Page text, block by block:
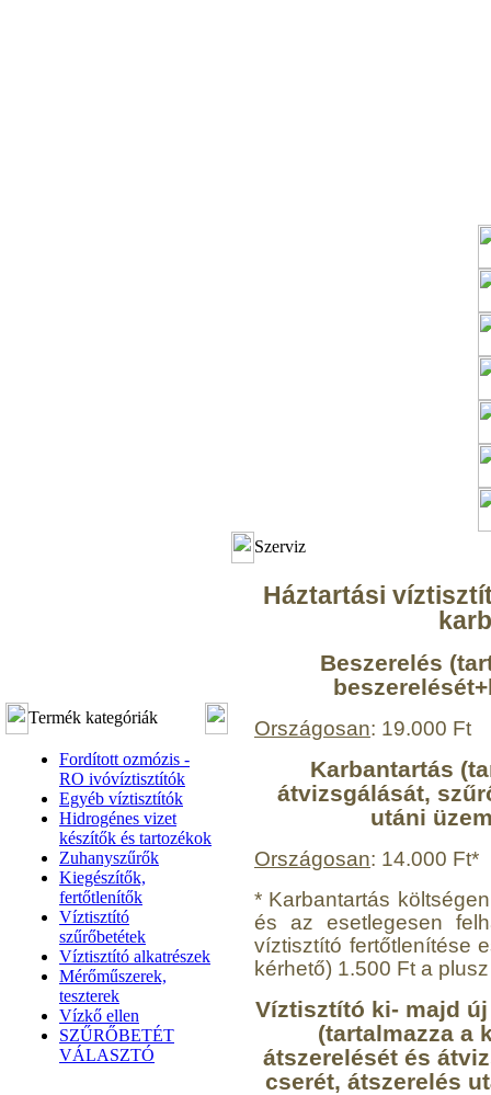
Termék kategóriák
Fordított ozmózis -
RO ivóvíztisztítók
Egyéb víztisztítók
Hidrogénes vizet
készítők és tartozékok
Zuhanyszűrők
Kiegészítők,
fertőtlenítők
Víztisztító
szűrőbetétek
Víztisztító alkatrészek
Mérőműszerek,
teszterek
Vízkő ellen
SZŰRŐBETÉT
VÁLASZTÓ
Szerviz
Háztartási
Beszerelés
Országosan: 19.000 Ft
Karbantartás
átvizsgálását,
utáni
Országosan: 14.000 Ft*
* Karbantartás
és az esetlegesen
víztisztító fertőtlenítése
kérhető) 1.500 Ft a
Víztisztító ki- majd
(tartalmazza a
átszerelését és
cserét, átszerelés